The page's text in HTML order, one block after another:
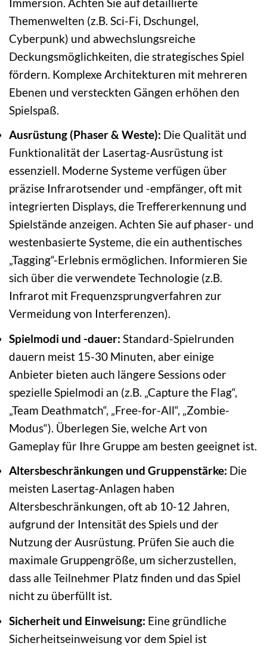
Themenwelten (z.B. Sci-Fi, Dschungel,
Cyberpunk) und abwechslungsreiche
Deckungsmöglichkeiten, die strategisches Spiel
fördern. Komplexe Architekturen mit mehreren
Ebenen und versteckten Gängen erhöhen den
Spielspaß.
Ausrüstung (Phaser & Weste): Die Qualität und
Funktionalität der Lasertag-Ausrüstung ist
essenziell. Moderne Systeme verfügen über
präzise Infrarotsender und -empfänger, oft mit
integrierten Displays, die Treffererkennung und
Spielstände anzeigen. Achten Sie auf phaser- und
westenbasierte Systeme, die ein authentisches
„Tagging“-Erlebnis ermöglichen. Informieren Sie
sich über die verwendete Technologie (z.B.
Infrarot mit Frequenzsprungverfahren zur
Vermeidung von Interferenzen).
Spielmodi und -dauer: Standard-Spielrunden
dauern meist 15-30 Minuten, aber einige
Anbieter bieten auch längere Sessions oder
spezielle Spielmodi an (z.B. „Capture the Flag“,
„Team Deathmatch“, „Free-for-All“, „Zombie-
Modus“). Überlegen Sie, welche Art von
Gameplay für Ihre Gruppe am besten geeignet ist.
Altersbeschränkungen und Gruppenstärke: Die
meisten Lasertag-Anlagen haben
Altersbeschränkungen, oft ab 10-12 Jahren,
aufgrund der Intensität des Spiels und der
Nutzung der Ausrüstung. Prüfen Sie auch die
maximale Gruppengröße, um sicherzustellen,
dass alle Teilnehmer Platz finden und das Spiel
nicht zu überfüllt ist.
Sicherheit und Einweisung: Eine gründliche
Sicherheitseinweisung vor dem Spiel ist